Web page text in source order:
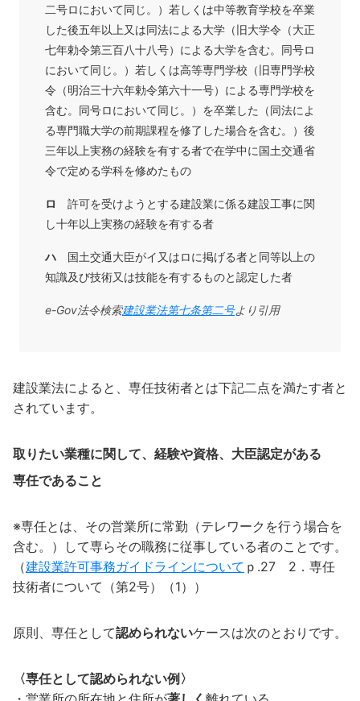
二号ロにおいて同じ。）若しくは中等教育学校を卒業
した後五年以上又は同法による大学（旧大学令（大正
七年勅令第三百八十八号）による大学を含む。同号ロ
において同じ。）若しくは高等専門学校（旧専門学校
令（明治三十六年勅令第六十一号）による専門学校を
含む。同号ロにおいて同じ。）を卒業した（同法によ
る専門職大学の前期課程を修了した場合を含む。）後
三年以上実務の経験を有する者で在学中に国土交通省
令で定める学科を修めたもの
ロ
許可を受けようとする建設業に係る建設工事に関
し十年以上実務の経験を有する者
ハ 国土交通大臣がイ又はロに掲げる者と同等以上の
知識及び技術又は技能を有するものと認定した者
e-Gov法令検索建設業法第七条第二号より引用
建設業法によると、専任技術者とは下記二点を満たす者と
されています。
取りたい業種に関して、経験や資格、大臣認定がある
専任であること
※専任とは、その営業所に常勤（テレワークを行う場合を
含む。）して専らその職務に従事している者のことです。
（建設業許可事務ガイドラインについて ｐ.27 2．専任
技術者について（第2号）（1））
原則、専任として認められないケースは次のとおりです。
〈専任として認められない例〉